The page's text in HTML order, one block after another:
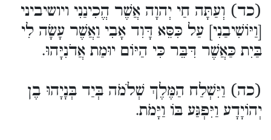
(כד) וְעַתָּה חַי יְהוָה אֲשֶׁר הֱכִינַנִי ויושיביני
[וַיּוֹשִׁיבַנִי] עַל כִּסֵּא דָּוִד אָבִי וַאֲשֶׁר עָשָׂה לִי
בַּיִת כַּאֲשֶׁר דִּבֵּר כִּי הַיּוֹם יוּמַת אֲדֹנִיָּהוּ.
(כה) וַיִּשְׁלַח הַמֶּלֶךְ שְׁלֹמֹה בְּיַד בְּנָיָהוּ בֶן
יְהוֹיָדָע וַיִּפְגַּע בּוֹ וַיָּמֹת.